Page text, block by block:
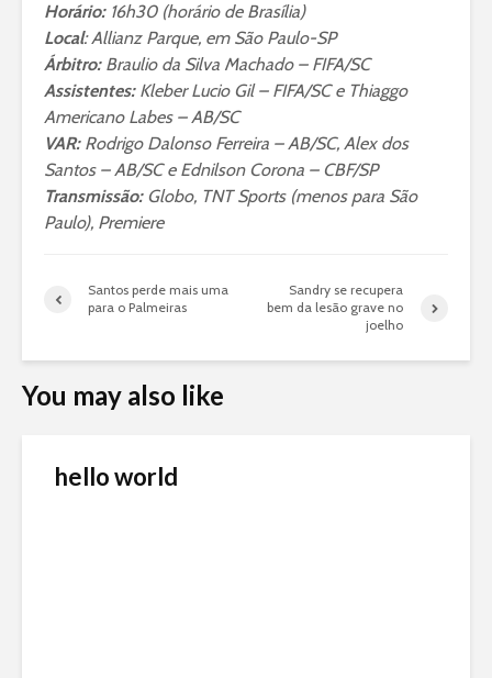
Horário:16h30 (horário de Brasília)
Local: Allianz Parque, em São Paulo-SP
Árbitro:Braulio da Silva Machado – FIFA/SC
Assistentes:Kleber Lucio Gil – FIFA/SC e Thiaggo
Americano Labes – AB/SC
VAR:Rodrigo Dalonso Ferreira – AB/SC, Alex dos
Santos – AB/SC e Ednilson Corona – CBF/SP
Transmissão:Globo, TNT Sports (menos para São
Paulo), Premiere
Santos perde mais uma
para o Palmeiras
Sandry se recupera
bem da lesão grave no
joelho
You may also like
hello world